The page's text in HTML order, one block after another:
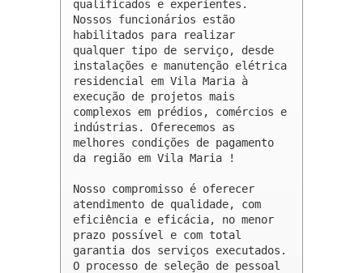
qualificados e experientes.
Nossos funcionários estão
habilitados para realizar
qualquer tipo de serviço, desde
instalações e manutenção elétrica
residencial em Vila Maria à
execução de projetos mais
complexos em prédios, comércios e
indústrias. Oferecemos as
melhores condições de pagamento
da região em Vila Maria !
Nosso compromisso é oferecer
atendimento de qualidade, com
eficiência e eficácia, no menor
prazo possível e com total
garantia dos serviços executados.
O processo de seleção de pessoal